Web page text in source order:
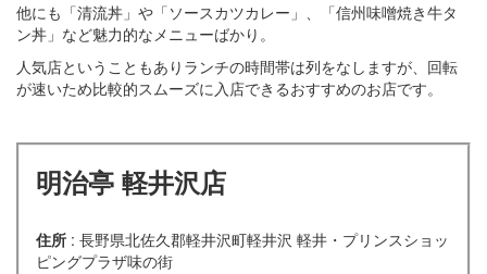
他にも「清流丼」や「ソースカツカレー」、「信州味噌焼き牛タ
ン丼」など魅力的なメニューばかり。
人気店ということもありランチの時間帯は列をなしますが、回転
が速いため比較的スムーズに入店できるおすすめのお店です。
明治亭 軽井沢店
住所 : 長野県北佐久郡軽井沢町軽井沢 軽井・プリンスショッ
ピングプラザ味の街